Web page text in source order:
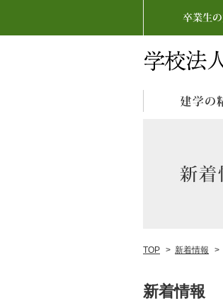
TOP > 新着情報 >
新着情報